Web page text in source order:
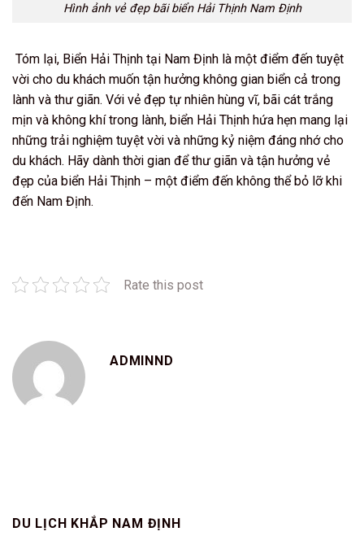
Hình ảnh vẻ đẹp bãi biển Hải Thịnh Nam Định
Tóm lại, Biển Hải Thịnh tại Nam Định là một điểm đến tuyệt
vời cho du khách muốn tận hưởng không gian biển cả trong
lành và thư giãn. Với vẻ đẹp tự nhiên hùng vĩ, bãi cát trắng
mịn và không khí trong lành, biển Hải Thịnh hứa hẹn mang lại
những trải nghiệm tuyệt vời và những kỷ niệm đáng nhớ cho
du khách. Hãy dành thời gian để thư giãn và tận hưởng vẻ
đẹp của biển Hải Thịnh – một điểm đến không thể bỏ lỡ khi
đến Nam Định.
Rate this post
ADMINND
DU LỊCH KHẮP NAM ĐỊNH